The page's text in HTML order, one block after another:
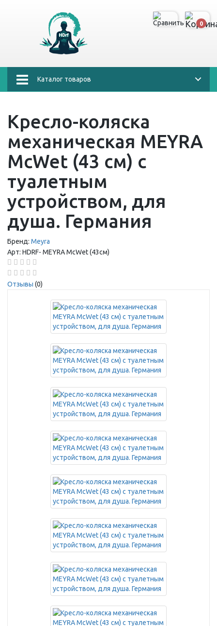
0
Каталог товаров
Кресло-коляска
механическая MEYRA
McWet (43 см) с
туалетным
устройством, для
душа. Германия
Бренд: Meyra
Арт: HDRF- MEYRA McWet (43см)
Отзывы (0)